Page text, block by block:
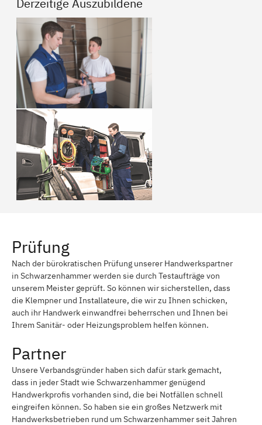
Prüfung
Nach der bürokratischen Prüfung unserer Handwerkspartner
in Schwarzenhammer werden sie durch Testaufträge von
unserem Meister geprüft. So können wir sicherstellen, dass
die Klempner und Installateure, die wir zu Ihnen schicken,
auch ihr Handwerk einwandfrei beherrschen und Ihnen bei
Ihrem Sanitär- oder Heizungsproblem helfen können.
Partner
Unsere Verbandsgründer haben sich dafür stark gemacht,
dass in jeder Stadt wie Schwarzenhammer genügend
Handwerkprofis vorhanden sind, die bei Notfällen schnell
eingreifen können. So haben sie ein großes Netzwerk mit
Handwerksbetrieben rund um Schwarzenhammer seit Jahren